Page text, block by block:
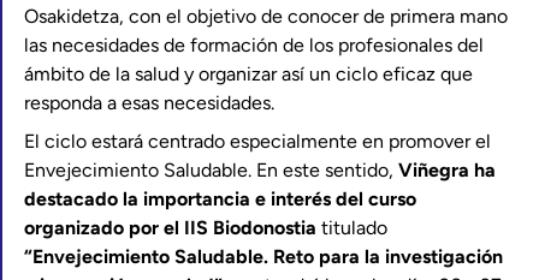
Osakidetza, con el objetivo de conocer de primera mano
las necesidades de formación de los profesionales del
ámbito de la salud y organizar así un ciclo eficaz que
responda a esas necesidades.
El ciclo estará centrado especialmente en promover el
Envejecimiento Saludable. En este sentido, Viñegra ha
destacado la importancia e interés del curso
organizado por el IIS Biodonostia titulado
“Envejecimiento Saludable. Reto para la investigación